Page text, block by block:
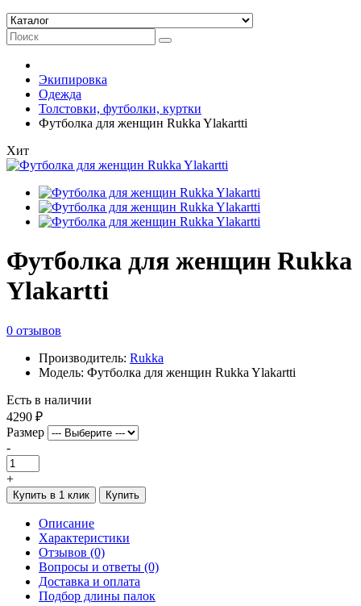
Экипировка
Одежда
Толстовки, футболки, куртки
Футболка для женщин Rukka Ylakartti
Хит
Футболка для женщин Rukka
Ylakartti
0 отзывов
Производитель: Rukka
Модель: Футболка для женщин Rukka Ylakartti
Есть в наличии
4290 ₽
Размер
-
+
Купить в 1 клик Купить
Описание
Характеристики
Отзывов (0)
Вопросы и ответы (0)
Доставка и оплата
Подбор длины палок